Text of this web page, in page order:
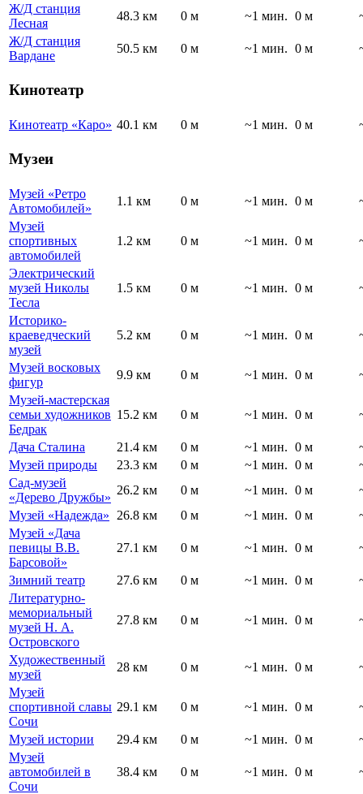
Ж/Д станция
Лесная
48.3 км 0 м ~1 мин. 0 м
Ж/Д станция
Вардане
50.5 км 0 м ~1 мин. 0 м
Кинотеатр
Кинотеатр «Каро» 40.1 км 0 м ~1 мин. 0 м
Музеи
Музей «Ретро
Автомобилей»
1.1 км 0 м ~1 мин. 0 м
Музей
спортивных
автомобилей
1.2 км 0 м ~1 мин. 0 м
Электрический
музей Николы
Тесла
1.5 км 0 м ~1 мин. 0 м
Историко-
краеведческий
музей
5.2 км 0 м ~1 мин. 0 м
Музей восковых
фигур
9.9 км 0 м ~1 мин. 0 м
Музей-мастерская
семьи художников
Бедрак
15.2 км 0 м ~1 мин. 0 м
Дача Сталина 21.4 км 0 м ~1 мин. 0 м
Музей природы
23.3 км 0 м ~1 мин. 0 м
Сад-музей
«Дерево Дружбы»
26.2 км 0 м ~1 мин. 0 м
Музей «Надежда»
26.8 км 0 м ~1 мин. 0 м
Музей «Дача
певицы В.В.
Барсовой»
27.1 км 0 м ~1 мин. 0 м
Зимний театр 27.6 км 0 м ~1 мин. 0 м
Литературно-
мемориальный
музей Н. А.
Островского
27.8 км 0 м ~1 мин. 0 м
Художественный
музей
28 км 0 м ~1 мин. 0 м
Музей
спортивной славы
Сочи
29.1 км 0 м ~1 мин. 0 м
Музей истории 29.4 км 0 м ~1 мин. 0 м
Музей
автомобилей в
Сочи
38.4 км 0 м ~1 мин. 0 м